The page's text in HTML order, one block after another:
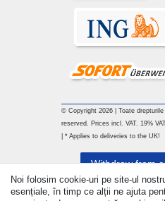
© Copyright 2026 | Toate
reserved. Prices incl. VAT. 19%
| * Applies to deliveries to the UK!
Noi folosim cookie-uri pe site-ul
esențiale, în timp ce alții ne ajuta
Withdraw from
a lua